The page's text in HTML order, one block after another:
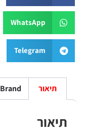
WhatsApp
Telegram
תיאור Brand
תיאור